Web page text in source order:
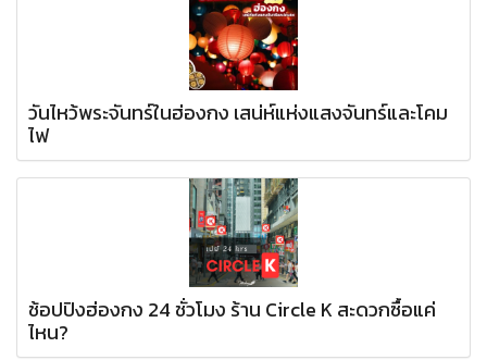
วันไหว้พระจันทร์ในฮ่องกง เสน่ห์แห่งแสงจันทร์และโคม
ไฟ
ช้อปปิงฮ่องกง 24 ชั่วโมง ร้าน Circle K สะดวกซื้อแค่
ไหน?